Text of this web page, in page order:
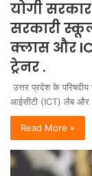
योगी
सरकारी
क्लास और
ट्रेनर .
उत्तर प्रदेश के परिषदीय
आईसीटी (ICT) लैब और
Read More »